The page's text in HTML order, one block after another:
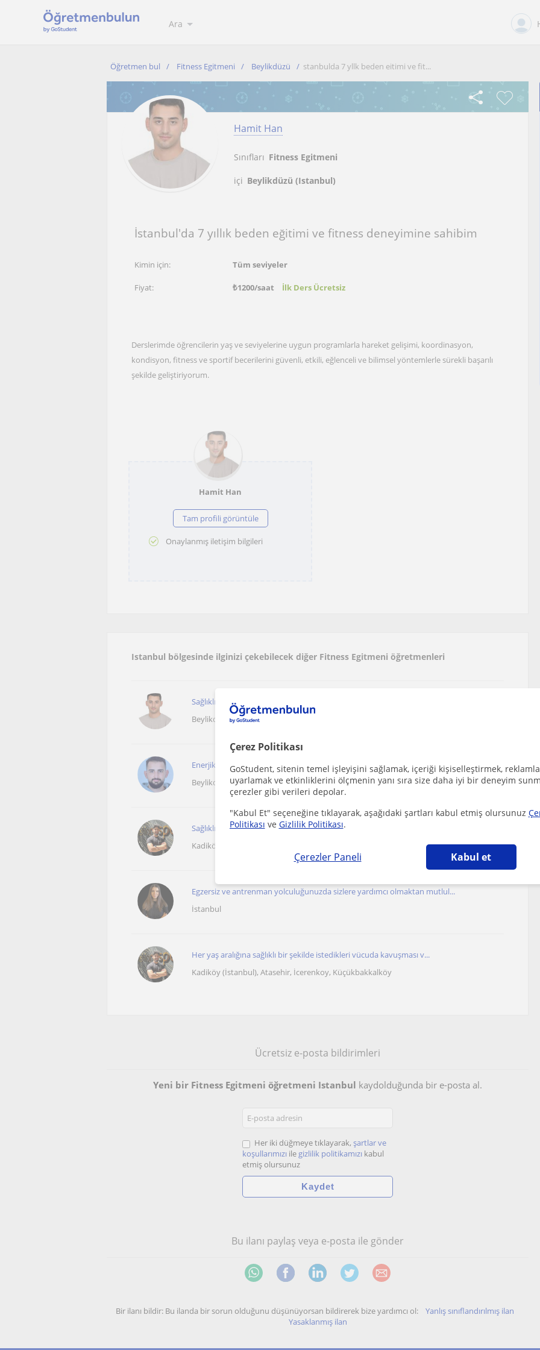
Çerez Politikası
GoStudent, sitenin temel işleyişini sağlamak, içeriği kişiselleştirmek,
uyarlamak ve etkinliklerini ölçmenin yanı sıra size daha iyi bir deneyim
çerezler gibi verileri depolar.
"Kabul Et" seçeneğine tıklayarak, aşağıdaki şartları kabul etmiş olursunuz
Politikası ve Gizlilik Politikası.
Çerezler Paneli Kabul et
Ara
Öğretmen bul Fitness Egitmeni Beylikdüzü stanbulda 7 yllk beden eitimi ve fit...
Hamit Han
Sınıfları Fitness Egitmeni
içi Beylikdüzü (Istanbul)
İstanbul'da 7 yıllık beden eğitimi ve fitness deneyimine sahibim
Kimin için: Tüm seviyeler
Fiyat: ₺1200/saat İlk Ders Ücretsiz
Derslerimde öğrencilerin yaş ve seviyelerine uygun programlarla hareket gelişimi, koordinasyon,
kondisyon, fitness ve sportif becerilerini güvenli, etkili, eğlenceli ve bilimsel yöntemlerle sürekli başarılı
şekilde geliştiriyorum.
Hamit Han
Tam profili görüntüle
Onaylanmış iletişim bilgileri
Istanbul bölgesinde ilginizi çekebilecek diğer Fitness Egitmeni öğretmenleri
Sağlıklı Yaşam ve Fit Bir Vücut İçin Profesyonel Destek
Beylikdüzü
Enerjik ve keyifli 10-60 herkese hitap edebilirim İstanbul Beylikdüzü...
Beylikdüzü
Sağlıklı bir yaşam için sadece kendine vereceğin 1 saat hayat konforu...
Kadiköy (İstanbul), Atasehir, İcerenkoy, Küçükbakkalköy
Egzersiz ve antrenman yolculuğunuzda sizlere yardımcı olmaktan mutlul...
İstanbul
Her yaş aralığına sağlıklı bir şekilde istedikleri vücuda kavuşması v...
Kadiköy (İstanbul), Atasehir, İcerenkoy, Küçükbakkalköy
Ücretsiz e-posta bildirimleri
Yeni bir Fitness Egitmeni öğretmeni Istanbul kaydolduğunda bir e-posta al.
Her iki düğmeye tıklayarak, şartlar ve
koşullarımızı ile gizlilik politikamızı kabul
etmiş olursunuz
Bu ilanı paylaş veya e-posta ile gönder
Bir ilanı bildir: Bu ilanda bir sorun olduğunu düşünüyorsan bildirerek bize yardımcı ol: Yanlış sınıflandırılmış ilan
Yasaklanmış ilan